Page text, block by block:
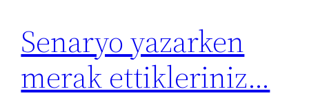
Senaryo yazarken
merak ettikleriniz…